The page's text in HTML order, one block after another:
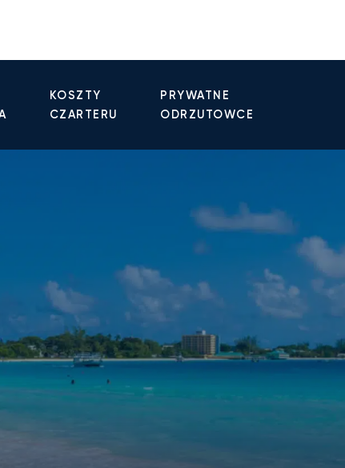
KOSZTY
CZARTERU
PRYWATNE
ODRZUTOWCE